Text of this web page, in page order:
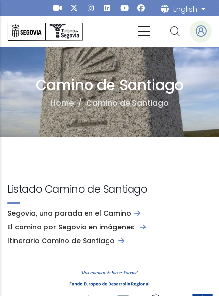
Skip to main content English List
Camino de Santiago
Home/ Camino de Santiago
Listado Camino de Santiago
Segovia, una parada en el Camino
El camino por Segovia en imágenes
Itinerario Camino de Santiago